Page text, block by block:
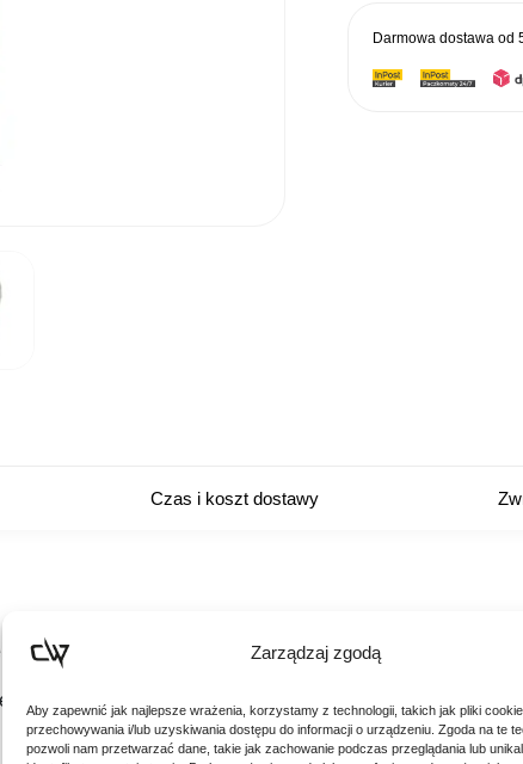
Zarządzaj zgodą
Aby zapewnić jak najlepsze wrażenia, korzystamy z technologii, takich jak pliki
przechowywania i/lub uzyskiwania dostępu do informacji o urządzeniu. Zgoda na te
pozwoli nam przetwarzać dane, takie jak zachowanie podczas przeglądania lub
Darmowa dostawa od
Czas i koszt dostawy
ocieplane spodnie na szelkach.
oraz regulowane szelki gwarantują długie i wygodne